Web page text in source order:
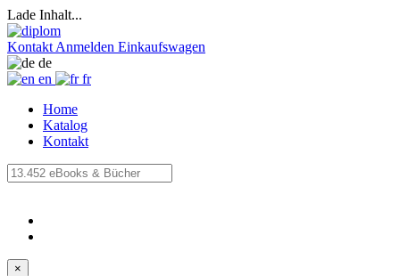
Lade Inhalt...
Kontakt Anmelden Einkaufswagen
de
en
fr
Home
Katalog
Kontakt
×